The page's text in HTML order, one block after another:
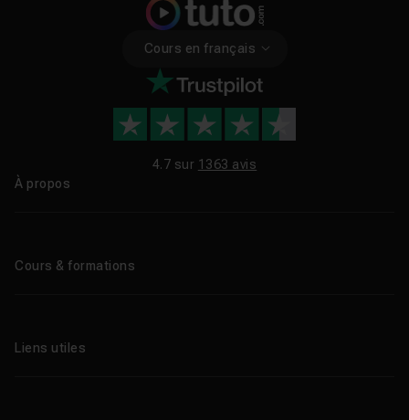
Cours en français
4.7 sur 1363 avis
À propos
Cours & formations
Formations certifiantes
Liens utiles